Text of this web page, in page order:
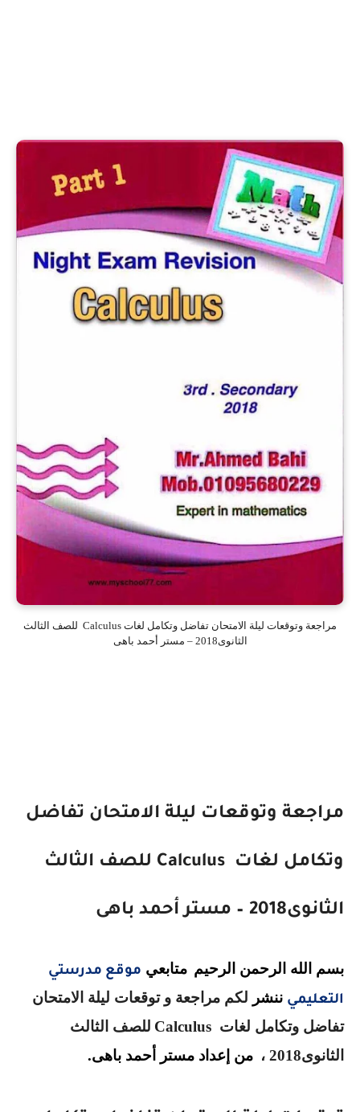
مراجعة وتوقعات ليلة الامتحان تفاضل وتكامل لغات Calculus للصف الثالث
الثانوى2018 – مستر أحمد باهى
مراجعة وتوقعات ليلة الامتحان تفاضل
وتكامل لغات Calculus للصف الثالث
الثانوى2018 – مستر أحمد باهى
بسم الله الرحمن الرحيم متابعي موقع مدرستي
التعليمي ننشر لكم مراجعة و توقعات ليلة الامتحان
تفاضل وتكامل لغات Calculus للصف الثالث
الثانوى2018 ،
من إعداد مستر أحمد باهى.